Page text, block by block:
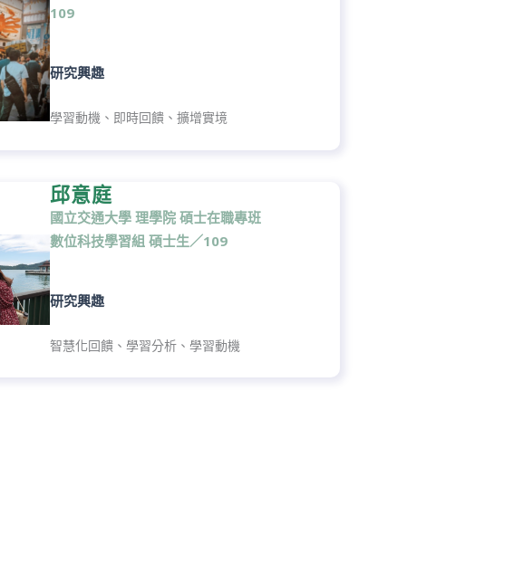
109
研究興趣
學習動機、即時回饋、擴增實境
邱意庭
國立交通大學 理學院 碩士在職專班
數位科技學習組 碩士生／109
研究興趣
智慧化回饋、學習分析、學習動機